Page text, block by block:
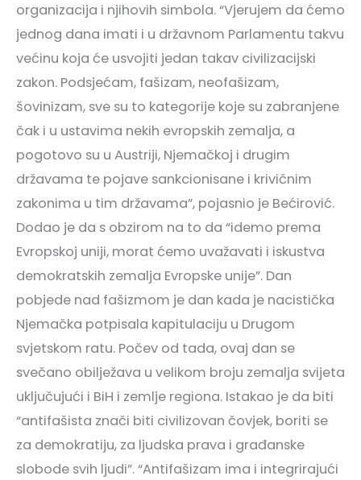
organizacija i njihovih simbola. “Vjerujem da ćemo
jednog dana imati i u državnom Parlamentu takvu
većinu koja će usvojiti jedan takav civilizacijski
zakon. Podsjećam, fašizam, neofašizam,
šovinizam, sve su to kategorije koje su zabranjene
čak i u ustavima nekih evropskih zemalja, a
pogotovo su u Austriji, Njemačkoj i drugim
državama te pojave sankcionisane i krivičnim
zakonima u tim državama”, pojasnio je Bećirović.
Dodao je da s obzirom na to da “idemo prema
Evropskoj uniji, morat ćemo uvažavati i iskustva
demokratskih zemalja Evropske unije”. Dan
pobjede nad fašizmom je dan kada je nacistička
Njemačka potpisala kapitulaciju u Drugom
svjetskom ratu. Počev od tada, ovaj dan se
svečano obilježava u velikom broju zemalja svijeta
uključujući i BiH i zemlje regiona. Istakao je da biti
“antifašista znači biti civilizovan čovjek, boriti se
za demokratiju, za ljudska prava i građanske
slobode svih ljudi”. “Antifašizam ima i integrirajući